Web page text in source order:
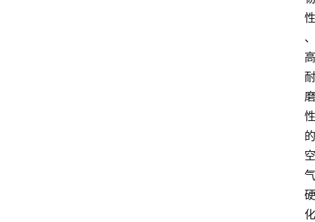
性
、
高
耐
磨
性
的
空
气
硬
化